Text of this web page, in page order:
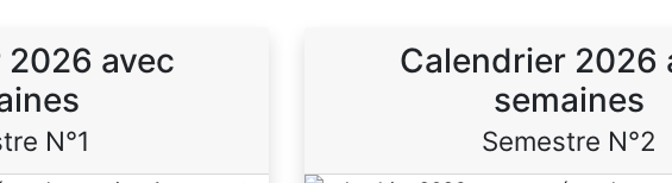
avec
N°1
Calendrier 2026
semaines
Semestre N°2